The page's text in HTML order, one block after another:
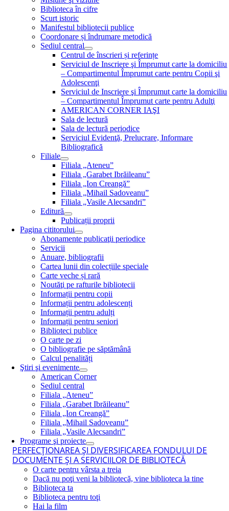
Biblioteca în cifre
Scurt istoric
Manifestul bibliotecii publice
Coordonare și îndrumare metodică
Sediul central
Centrul de înscrieri și referințe
Serviciul de Inscriere şi Împrumut carte la domiciliu
– Compartimentul Împrumut carte pentru Copii şi
Adolescenţi
Serviciul de Inscriere şi Împrumut carte la domiciliu
– Compartimentul Împrumut carte pentru Adulţi
AMERICAN CORNER IAŞI
Sala de lectură
Sala de lectură periodice
Serviciul Evidenţă, Prelucrare, Informare
Bibliografică
Filiale
Filiala „Ateneu”
Filiala „Garabet Ibrăileanu”
Filiala „Ion Creangă”
Filiala „Mihail Sadoveanu”
Filiala „Vasile Alecsandri”
Editură
Publicații proprii
Pagina cititorului
Abonamente publicaţii periodice
Servicii
Anuare, bibliografii
Cartea lunii din colecțiile speciale
Carte veche și rară
Noutăţi pe rafturile bibliotecii
Informații pentru copii
Informații pentru adolescenți
Informații pentru adulți
Informații pentru seniori
Biblioteci publice
O carte pe zi
O bibliografie pe săptămână
Calcul penalități
Ştiri şi evenimente
American Corner
Sediul central
Filiala „Ateneu”
Filiala „Garabet Ibrăileanu”
Filiala „Ion Creangă”
Filiala „Mihail Sadoveanu”
Filiala „Vasile Alecsandri”
Programe şi proiecte
PERFECŢIONAREA ŞI DIVERSIFICAREA FONDULUI DE
DOCUMENTE ŞI A SERVICIILOR DE BIBLIOTECĂ
O carte pentru vârsta a treia
Dacă nu poţi veni la bibliotecă, vine biblioteca la tine
Biblioteca ta
Biblioteca pentru toţi
Hai la film